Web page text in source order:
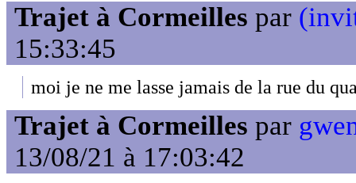
Trajet à Cormeilles par
15:33:45
moi je ne me lasse jamais de la rue du
Trajet à Cormeilles par
13/08/21 à 17:03:42